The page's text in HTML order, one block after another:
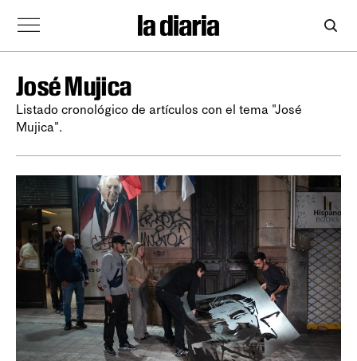
José Mujica
Listado cronológico de artículos con el tema "José
Mujica".